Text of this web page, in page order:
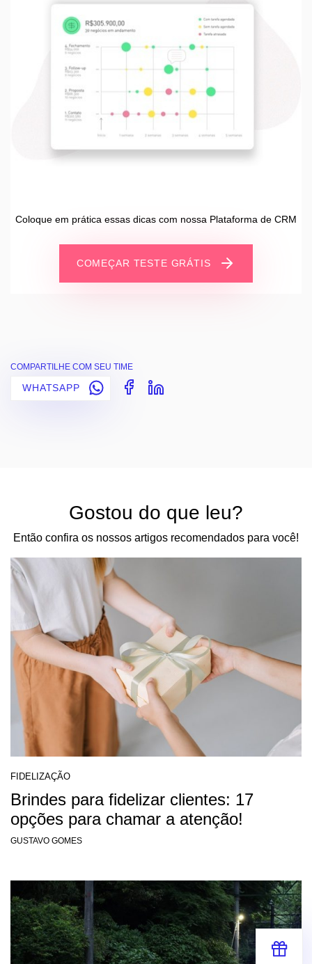
Coloque em prática essas dicas com nossa Plataforma de CRM
COMEÇAR TESTE GRÁTIS
COMPARTILHE COM SEU TIME
WHATSAPP
Gostou do que leu?
Então confira os nossos artigos recomendados para você!
FIDELIZAÇÃO
Brindes para fidelizar clientes: 17
opções para chamar a atenção!
GUSTAVO GOMES